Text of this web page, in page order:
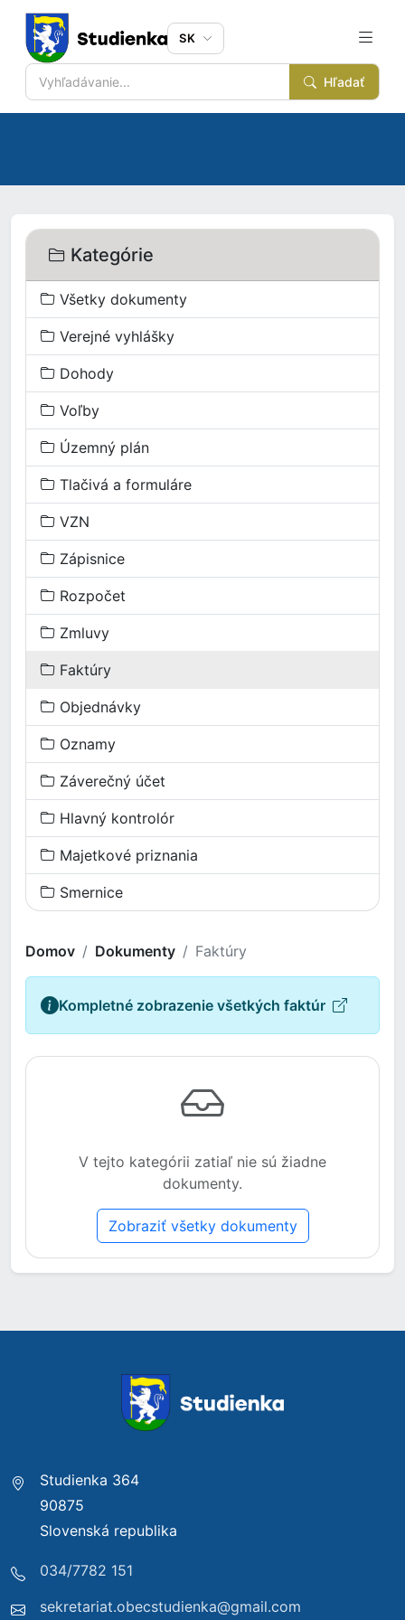
Hľadať
SK
Kategórie
Všetky dokumenty
Verejné vyhlášky
Dohody
Voľby
Územný plán
Tlačivá a formuláre
VZN
Zápisnice
Rozpočet
Zmluvy
Faktúry
Objednávky
Oznamy
Záverečný účet
Hlavný kontrolór
Majetkové priznania
Smernice
Domov Dokumenty Faktúry
Kompletné zobrazenie všetkých faktúr
V tejto kategórii zatiaľ nie sú žiadne
dokumenty.
Zobraziť všetky dokumenty
Studienka 364
90875
Slovenská republika
034/7782 151
sekretariat.obecstudienka@gmail.com